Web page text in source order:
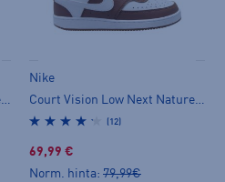
Nike
(12)
69,99 €
Norm. hinta: 79,99€